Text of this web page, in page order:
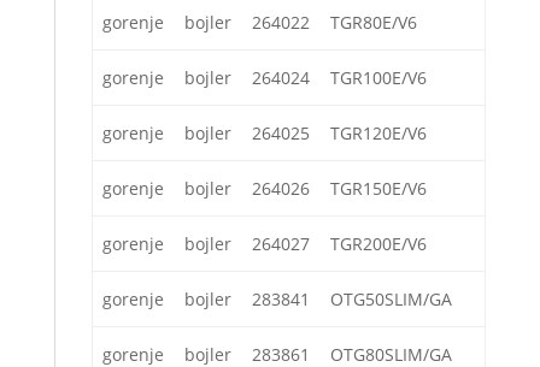
gorenje bojler 264022 TGR80E/V6
gorenje bojler 264024 TGR100E/V6
gorenje bojler 264025 TGR120E/V6
gorenje bojler 264026 TGR150E/V6
gorenje bojler 264027 TGR200E/V6
gorenje bojler 283841 OTG50SLIM/GA
gorenje bojler 283861 OTG80SLIM/GA